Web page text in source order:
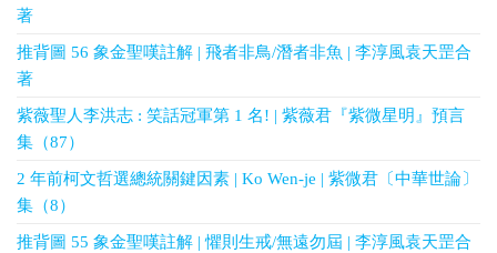
著
推背圖 56 象金聖嘆註解 | 飛者非鳥/潛者非魚 | 李淳風袁天罡合
著
紫薇聖人李洪志 : 笑話冠軍第 1 名! | 紫薇君『紫微星明』預言
集（87）
2 年前柯文哲選總統關鍵因素 | Ko Wen-je | 紫微君〔中華世論〕
集（8）
推背圖 55 象金聖嘆註解 | 懼則生戒/無遠勿屆 | 李淳風袁天罡合